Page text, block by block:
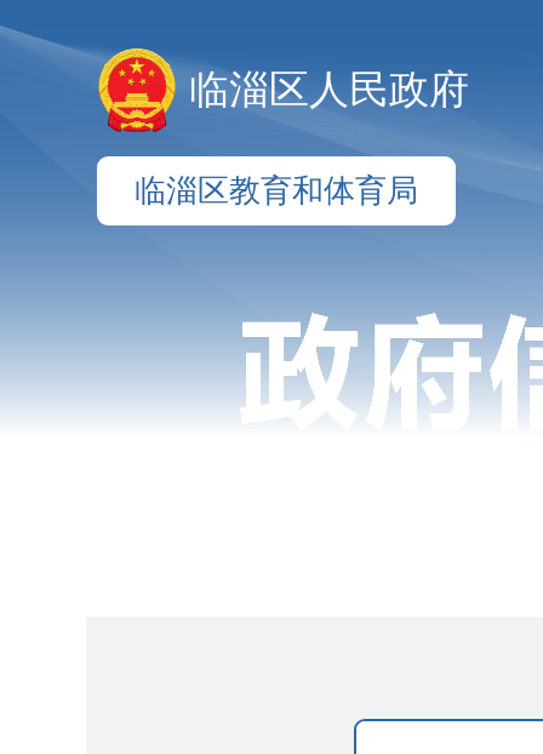
临淄区人民政府
临淄区教育和体育局